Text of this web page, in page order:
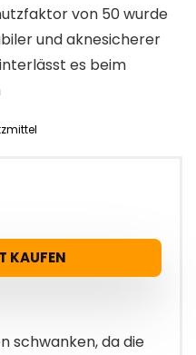
von 50 wurde
und aknesicherer
es beim
KAUFEN
schwanken, da die